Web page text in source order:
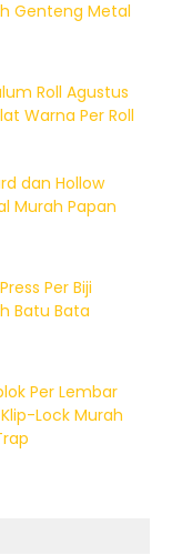
Genteng Metal
Roll Agustus
Warna Per Roll
dan Hollow
Murah Papan
Per Biji
Batu Bata
Per Lembar
Lock Murah